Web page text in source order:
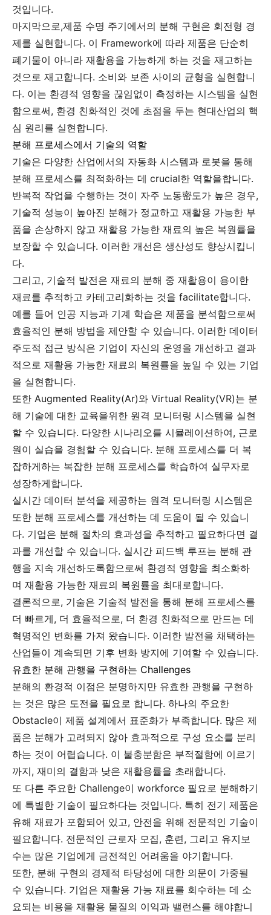
것입니다.
마지막으로,제품 수명 주기에서의 분해 구현은 회전형 경
제를 실현합니다. 이 Framework에 따라 제품은 단순히
폐기물이 아니라 재활용을 가능하게 하는 것을 재고하는
것으로 재고합니다. 소비와 보존 사이의 균형을 실현합니
다. 이는 환경적 영향을 끊임없이 측정하는 시스템을 실현
함으로써, 환경 친화적인 것에 초점을 두는 현대산업의 핵
심 원리를 실현합니다.
분해 프로세스에서 기술의 역할
기술은 다양한 산업에서의 자동화 시스템과 로봇을 통해
분해 프로세스를 최적화하는 데 crucial한 역할을합니다.
반복적 작업을 수행하는 것이 자주 노동密도가 높은 경우,
기술적 성능이 높아진 분해가 정교하고 재활용 가능한 부
품을 손상하지 않고 재활용 가능한 재료의 높은 복원률을
보장할 수 있습니다. 이러한 개선은 생산성도 향상시킵니
다.
그리고, 기술적 발전은 재료의 분해 중 재활용이 용이한
재료를 추적하고 카테고리화하는 것을 facilitate합니다.
예를 들어 인공 지능과 기계 학습은 제품을 분석함으로써
효율적인 분해 방법을 제안할 수 있습니다. 이러한 데이터
주도적 접근 방식은 기업이 자신의 운영을 개선하고 결과
적으로 재활용 가능한 재료의 복원률을 높일 수 있는 기업
을 실현합니다.
또한 Augmented Reality(Ar)와 Virtual Reality(VR)는 분
해 기술에 대한 교육을위한 원격 모니터링 시스템을 실현
할 수 있습니다. 다양한 시나리오를 시뮬레이션하여, 근로
원이 실습을 경험할 수 있습니다. 분해 프로세스를 더 복
잡하게하는 복잡한 분해 프로세스를 학습하여 실무자로
성장하게합니다.
실시간 데이터 분석을 제공하는 원격 모니터링 시스템은
또한 분해 프로세스를 개선하는 데 도움이 될 수 있습니
다. 기업은 분해 절차의 효과성을 추적하고 필요하다면 결
과를 개선할 수 있습니다. 실시간 피드백 루프는 분해 관
행을 지속 개선하도록함으로써 환경적 영향을 최소화하
며 재활용 가능한 재료의 복원률을 최대로합니다.
결론적으로, 기술은 기술적 발전을 통해 분해 프로세스를
더 빠르게, 더 효율적으로, 더 환경 친화적으로 만드는 데
혁명적인 변화를 가져 왔습니다. 이러한 발전을 채택하는
산업들이 계속되면 기후 변화 방지에 기여할 수 있습니다.
유효한 분해 관행을 구현하는 Challenges
분해의 환경적 이점은 분명하지만 유효한 관행을 구현하
는 것은 많은 도전을 필요로 합니다. 하나의 주요한
Obstacle이 제품 설계에서 표준화가 부족합니다. 많은 제
품은 분해가 고려되지 않아 효과적으로 구성 요소를 분리
하는 것이 어렵습니다. 이 불충분함은 부적절함에 이르기
까지, 재미의 결함과 낮은 재활용률을 초래합니다.
또 다른 주요한 Challenge이 workforce 필요로 분해하기
에 특별한 기술이 필요하다는 것입니다. 특히 전기 제품은
유해 재료가 포함되어 있고, 안전을 위해 전문적인 기술이
필요합니다. 전문적인 근로자 모집, 훈련, 그리고 유지보
수는 많은 기업에게 금전적인 어려움을 야기합니다.
또한, 분해 구현의 경제적 타당성에 대한 의문이 가중될
수 있습니다. 기업은 재활용 가능 재료를 회수하는 데 소
요되는 비용을 재활용 물질의 이익과 밸런스를 해야합니